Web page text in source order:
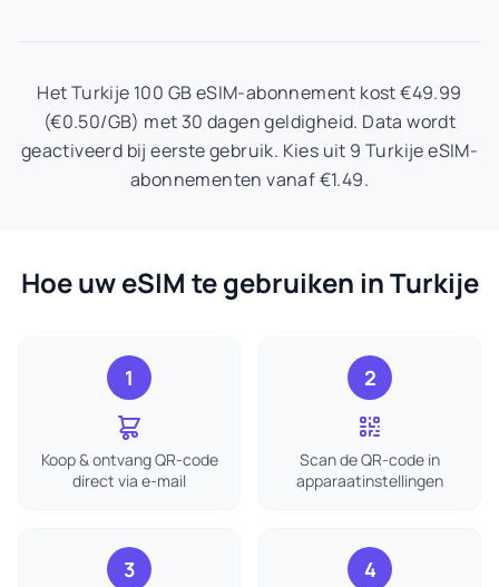
Het Turkije 100 GB eSIM-abonnement kost €49.99
(€0.50/GB) met 30 dagen geldigheid. Data wordt
geactiveerd bij eerste gebruik. Kies uit 9 Turkije eSIM-
abonnementen vanaf €1.49.
Hoe uw eSIM te gebruiken in Turkije
1
Koop & ontvang QR-code
direct via e-mail
2
Scan de QR-code in
apparaatinstellingen
3 4